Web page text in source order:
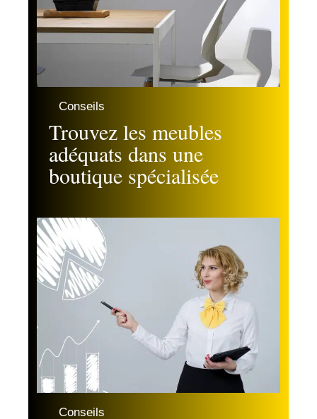
Conseils
Trouvez les meubles
adéquats dans une
boutique spécialisée
Conseils